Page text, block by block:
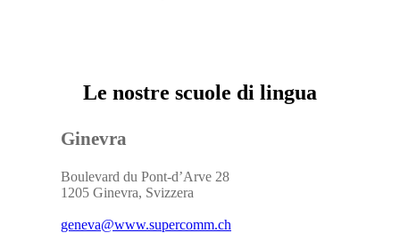
Le nostre scuole di lingua
Ginevra
Boulevard du Pont-d’Arve 28
1205 Ginevra, Svizzera
geneva@www.supercomm.ch